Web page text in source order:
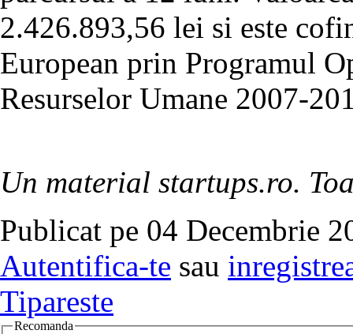
2.426.893,56 lei si este
European prin Programul
Resurselor Umane 2007-
Un material startups.ro.
Publicat pe 04 Decembrie
Autentifica-te sau
Tipareste
Recomanda